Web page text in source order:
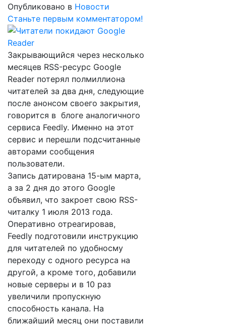
Опубликовано в Новости
Станьте первым комментатором!
Закрывающийся через несколько
месяцев RSS-ресурс Google
Reader потерял полмиллиона
читателей за два дня, следующие
после анонсом своего закрытия,
говорится в блоге аналогичного
сервиса Feedly. Именно на этот
сервис и перешли подсчитанные
авторами сообщения
пользователи.
Запись датирована 15-ым марта,
а за 2 дня до этого Google
объявил, что закроет свою RSS-
читалку 1 июля 2013 года.
Оперативно отреагировав,
Feedly подготовили инструкцию
для читателей по удобносму
переходу с одного ресурса на
другой, а кроме того, добавили
новые серверы и в 10 раз
увеличили пропускную
способность канала. На
ближайший месяц они поставили